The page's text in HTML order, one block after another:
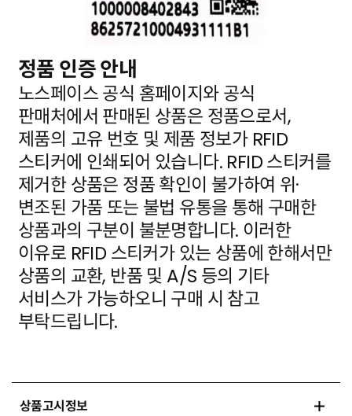
정품 인증 안내
노스페이스 공식 홈페이지와 공식
판매처에서 판매된 상품은 정품으로서,
제품의 고유 번호 및 제품 정보가 RFID
스티커에 인쇄되어 있습니다. RFID 스티커를
제거한 상품은 정품 확인이 불가하여 위·
변조된 가품 또는 불법 유통을 통해 구매한
상품과의 구분이 불분명합니다. 이러한
이유로 RFID 스티커가 있는 상품에 한해서만
상품의 교환, 반품 및 A/S 등의 기타
서비스가 가능하오니 구매 시 참고
부탁드립니다.
상품고시정보